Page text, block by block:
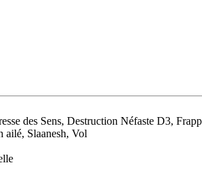
des Sens, Destruction Néfaste D3,
ailé, Slaanesh, Vol